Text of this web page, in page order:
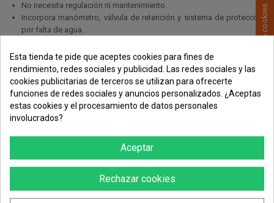
No necesita regulación ni mantenimiento.
Incorpora manómetro, válvula de retención y sistema de protección
por falta de agua.
eléctrico + conector SCHUKO hembra para la conexión directa de la
bomba.
Dispone de nuevo sistema de Rearme Automático en caso de paro
por falta de agua y de Función Antibloqueo en caso de inactividad
durante más de 24 h.
Esta tienda te pide que aceptes cookies para fines de
rendimiento, redes sociales y publicidad. Las redes sociales y las
cookies publicitarias de terceros se utilizan para ofrecerte
funciones de redes sociales y anuncios personalizados. ¿Aceptas
estas cookies y el procesamiento de datos personales
involucrados?
Aceptar
Rechazar cookies
Consentimiento de cookies